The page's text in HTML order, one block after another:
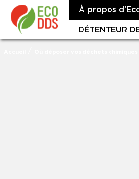
À propos
DÉTENTEUR